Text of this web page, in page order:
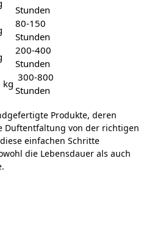
Stunden
80-150
Stunden
200-400
Stunden
kg
300-800
Stunden
Produkte, deren
Duftentfaltung von der richtigen
einfachen Schritte
die Lebensdauer als auch